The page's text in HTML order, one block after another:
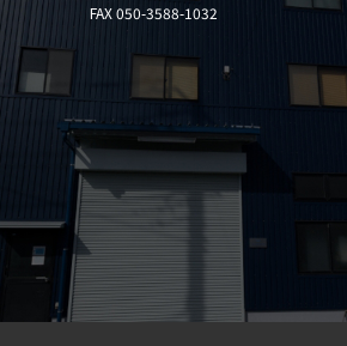
FAX 050-3588-1032